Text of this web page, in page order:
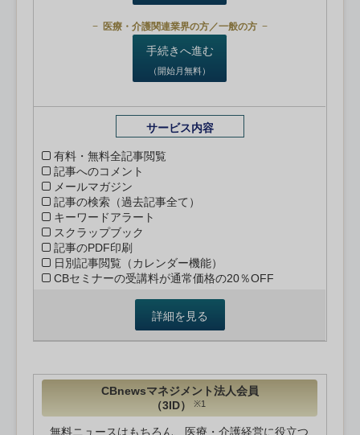
医療・介護関連業界の方／一般の方
手続きへ進む
（開始月無料）
サービス内容
有料・無料全記事閲覧
記事へのコメント
メールマガジン
記事の検索（過去記事全て）
キーワードアラート
スクラップブック
記事のPDF印刷
日別記事閲覧（カレンダー機能）
CBセミナーの受講料が通常価格の20％OFF
詳細を見る
CBnewsマネジメント法人会員
（3ID）
※1
無料ニュースはもちろん、医療・介護経営に役立つ